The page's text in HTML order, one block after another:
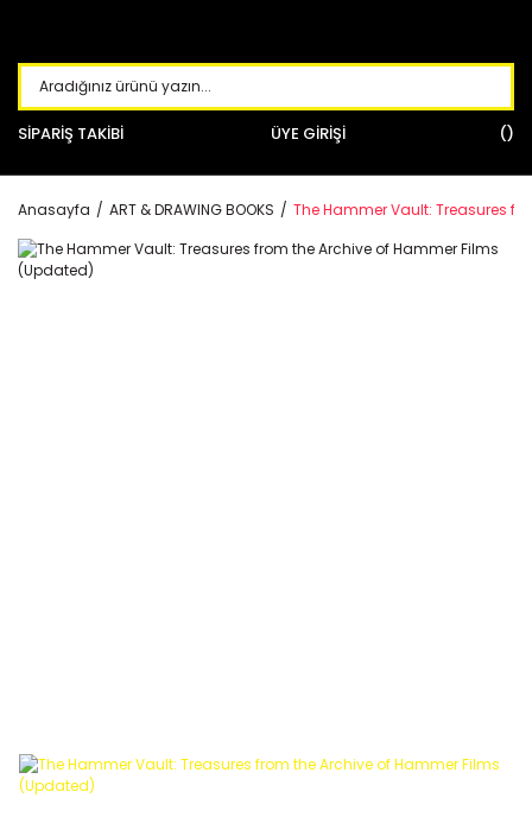
SİPARİŞ TAKİBİ ÜYE GİRİŞİ
Anasayfa ART & DRAWING BOOKS The Hammer Vault: Treasures